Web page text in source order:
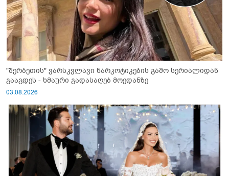
"შერბეთის" ვარსკვლავი ნარკოტიკების გამო სერიალიდან
გააგდეს - ხმაური გადასაღებ მოედანზე
03.08.2026